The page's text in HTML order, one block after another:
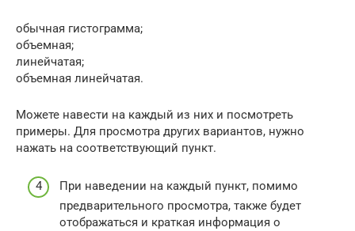
обычная гистограмма;
объемная;
линейчатая;
объемная линейчатая.
Можете навести на каждый из них и посмотреть
примеры. Для просмотра других вариантов, нужно
нажать на соответствующий пункт.
При наведении на каждый пункт, помимо
предварительного просмотра, также будет
отображаться и краткая информация о